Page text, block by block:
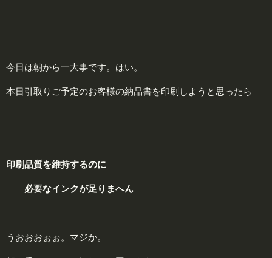
今日は朝から一大事です。はい。
本日引取りご予定のお客様の納品書を印刷しようと思ったら
印刷品質を維持するのに
必要なインクが足りまへん
うおおおぉぉ。マジか。